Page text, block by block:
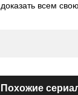
доказать всем
Похожие